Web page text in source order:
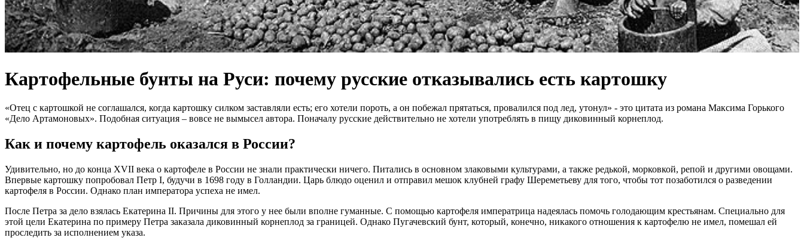
Картофельные бунты на Руси: почему русские отказывались есть картошку
«Отец с картошкой не соглашался, когда картошку силком заставляли есть; его хотели пороть, а он побежал прятаться, провалился под лед, утонул» - это цитата из романа Максима Горького
«Дело Артамоновых». Подобная ситуация – вовсе не вымысел автора. Поначалу русские действительно не хотели употреблять в пищу диковинный корнеплод.
Как и почему картофель оказался в России?
Удивительно, но до конца XVII века о картофеле в России не знали практически ничего. Питались в основном злаковыми культурами, а также редькой, морковкой, репой и другими овощами.
Впервые картошку попробовал Петр I, будучи в 1698 году в Голландии. Царь блюдо оценил и отправил мешок клубней графу Шереметьеву для того, чтобы тот позаботился о разведении
картофеля в России. Однако план императора успеха не имел.
После Петра за дело взялась Екатерина II. Причины для этого у нее были вполне гуманные. С помощью картофеля императрица надеялась помочь голодающим крестьянам. Специально для
этой цели Екатерина по примеру Петра заказала диковинный корнеплод за границей. Однако Пугачевский бунт, который, конечно, никакого отношения к картофелю не имел, помешал ей
проследить за исполнением указа.